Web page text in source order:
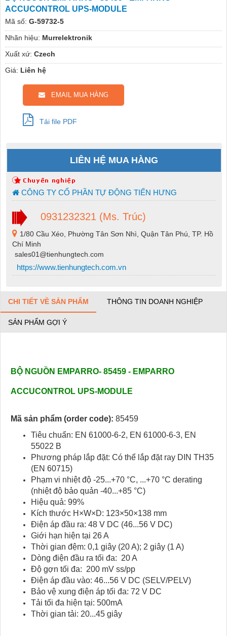
ACCUCONTROL UPS-MODULE
Mã số: G-59732-5
Nhãn hiệu: Murrelektronik
Xuất xứ: Czech
Giá: Liên hệ
EMAIL MUA HÀNG
Tải file PDF
LIÊN HỆ MUA HÀNG
CÔNG TY CỔ PHẦN TỰ ĐỘNG TIẾN HƯNG
0931232321 (Ms. Trúc)
1/80 Cầu Xéo, Phường Tân Sơn Nhì, Quận Tân Phú, TP. Hồ
Chí Minh
sales01@tienhungtech.com
https://www.tienhungtech.com.vn
CHI TIẾT VỀ SẢN PHẨM THÔNG TIN DOANH NGHIỆP
SẢN PHẨM GỢI Ý
BỘ NGUỒN EMPARRO- 85459 - EMPARRO
ACCUCONTROL UPS-MODULE
Mã sản phẩm (order code): 85459
Tiêu chuẩn: EN 61000-6-2, EN 61000-6-3, EN
55022 B
Phương pháp lắp đặt: Có thể lắp đặt ray DIN TH35
(EN 60715)
Phạm vi nhiệt độ -25...+70 °C, ...+70 °C derating
(nhiệt độ bảo quản -40...+85 °C)
Hiệu quả: 99%
Kích thước H×W×D: 123×50×138 mm
Điện áp đầu ra: 48 V DC (46...56 V DC)
Giới hạn hiện tại 26 A
Thời gian đệm: 0,1 giây (20 A); 2 giây (1 A)
Dòng điện đầu ra tối đa: 20 A
Độ gợn tối đa: 200 mV ss/pp
Điện áp đầu vào: 46...56 V DC (SELV/PELV)
Bảo vệ xung điện áp tối đa: 72 V DC
Tải tối đa hiện tại: 500mA
Thời gian tải: 20...45 giây